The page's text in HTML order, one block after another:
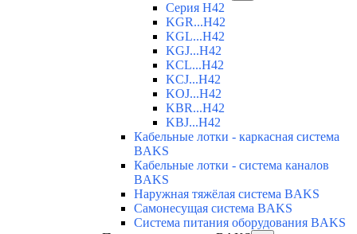
Серия H42
KGR...H42
KGL...H42
KGJ...H42
KCL...H42
KCJ...H42
KOJ...H42
KBR...H42
KBJ...H42
Кабельные лотки - каркасная система
BAKS
Кабельные лотки - система каналов
BAKS
Наружная тяжёлая система BAKS
Самонесущая система BAKS
Система питания оборудования BAKS